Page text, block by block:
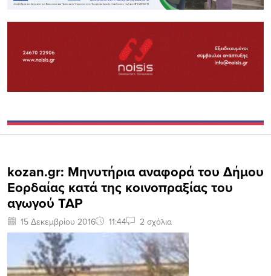
kozan.gr: Mηνυτήρια αναφορά του Δήμου
Εορδαίας κατά της κοινοπραξίας του
αγωγού TAP
15 Δεκεμβρίου 2016 11:44 2 σχόλια